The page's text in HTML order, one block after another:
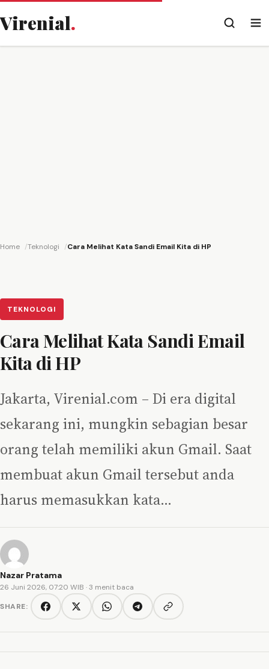
Virenial.
Home Teknologi Cara Melihat Kata Sandi Email Kita di HP
TEKNOLOGI
Cara Melihat Kata Sandi Email
Kita di HP
Jakarta, Virenial.com – Di era digital
sekarang ini, mungkin sebagian besar
orang telah memiliki akun Gmail. Saat
membuat akun Gmail tersebut anda
harus memasukkan kata…
Nazar Pratama
26 Juni 2026, 07:20 WIB · 3 menit baca
SHARE:
FacebookTwitter/XWhatsAppTelegramCopy link